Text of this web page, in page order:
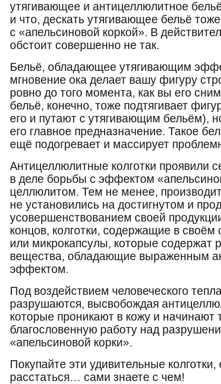
утягивающее и антицеллюлитное
и что, дескать утягивающее бельё
с «апельсиновой коркой». В
обстоит совершенно не так.
Бельё, обладающее утягивающим
мгновение ока делает вашу фигуру
ровно до того момента, как вы его
бельё, конечно, тоже подтягивает
его и путают с утягивающим бельём),
его главное предназначение. Такое
ещё подогревает и массирует
Антицеллюлитные колготки проявили
в деле борьбы с эффектом
целлюлитом. Тем не менее,
не установились на достигнутом и
усовершенствованием своей
концов, колготки, содержащие в своём
или микрокапсулы, которые содержат
вещества, обладающие выраженным
эффектом.
Под воздействием человеческого
разрушаются, высвобождая
которые проникают в кожу и начинают
благословенную работу над
«апельсиновой корки».
Покупайте эти удивительные
расстаться… сами знаете с чем!